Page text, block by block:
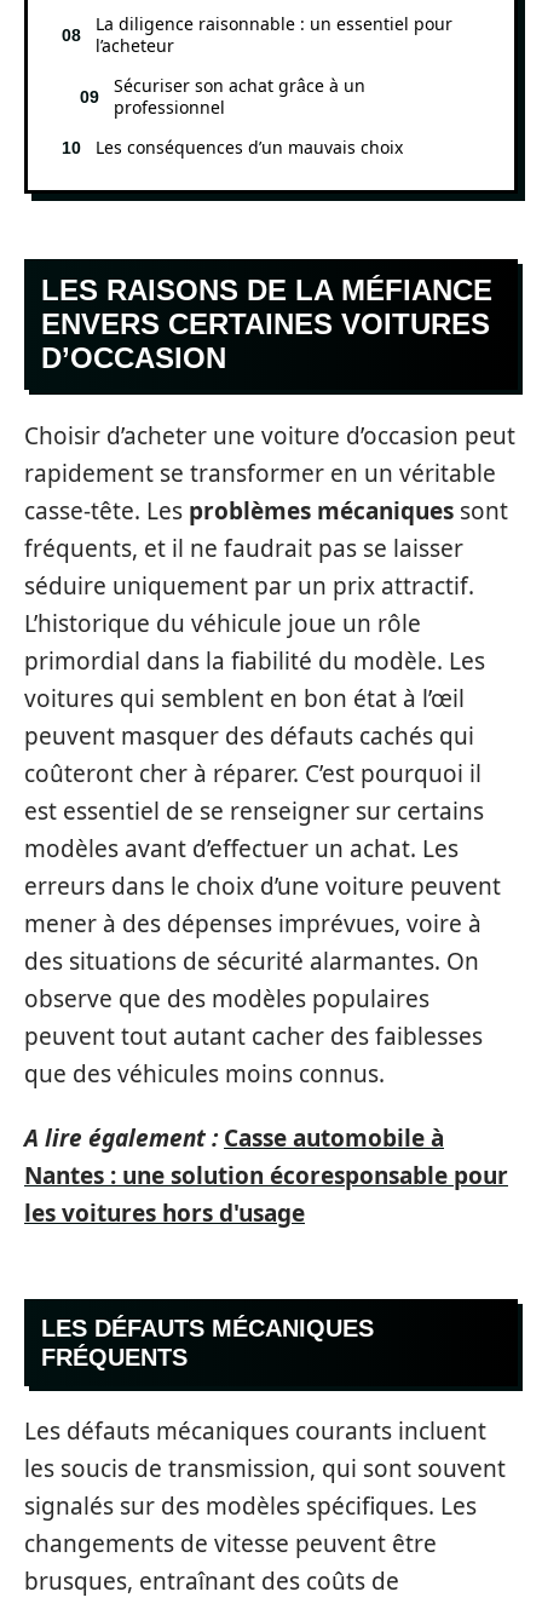
La diligence raisonnable : un essentiel pour
l’acheteur
Sécuriser son achat grâce à un
professionnel
Les conséquences d’un mauvais choix
LES RAISONS DE LA MÉFIANCE
ENVERS CERTAINES VOITURES
D’OCCASION
Choisir d’acheter une voiture d’occasion peut
rapidement se transformer en un véritable
casse-tête. Les problèmes mécaniques sont
fréquents, et il ne faudrait pas se laisser
séduire uniquement par un prix attractif.
L’historique du véhicule joue un rôle
primordial dans la fiabilité du modèle. Les
voitures qui semblent en bon état à l’œil
peuvent masquer des défauts cachés qui
coûteront cher à réparer. C’est pourquoi il
est essentiel de se renseigner sur certains
modèles avant d’effectuer un achat. Les
erreurs dans le choix d’une voiture peuvent
mener à des dépenses imprévues, voire à
des situations de sécurité alarmantes. On
observe que des modèles populaires
peuvent tout autant cacher des faiblesses
que des véhicules moins connus.
A lire également : Casse automobile à
Nantes : une solution écoresponsable pour
les voitures hors d'usage
LES DÉFAUTS MÉCANIQUES
FRÉQUENTS
Les défauts mécaniques courants incluent
les soucis de transmission, qui sont souvent
signalés sur des modèles spécifiques. Les
changements de vitesse peuvent être
brusques, entraînant des coûts de